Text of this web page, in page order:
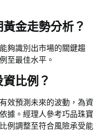
金走勢分析？
夠識別出市場的關鍵趨
至最佳水平。
比例？
效預測未來的波動，為資
據。經理人參考巧品珠寶
例調整至符合風險承受能